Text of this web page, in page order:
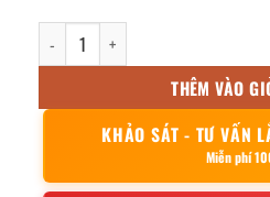
quầy pha chế cafe inox
THÊM VÀO
KHẢO SÁT - TƯ VẤN
Miễn phí